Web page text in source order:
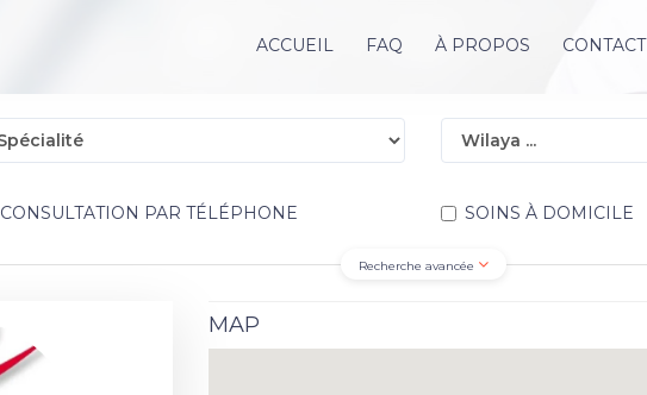
ACCUEIL FAQ À PROPOS CONTACT
CONSULTATION PAR TÉLÉPHONE SOINS À DOMICILE
Recherche avancée
MAP